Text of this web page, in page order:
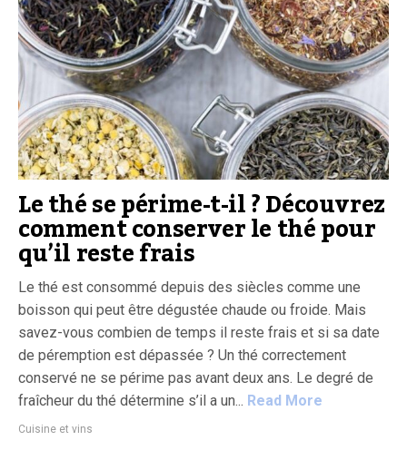
Le thé se périme-t-il ? Découvrez
comment conserver le thé pour
qu’il reste frais
Le thé est consommé depuis des siècles comme une
boisson qui peut être dégustée chaude ou froide. Mais
savez-vous combien de temps il reste frais et si sa date
de péremption est dépassée ? Un thé correctement
conservé ne se périme pas avant deux ans. Le degré de
fraîcheur du thé détermine s’il a un... Read More
Cuisine et vins